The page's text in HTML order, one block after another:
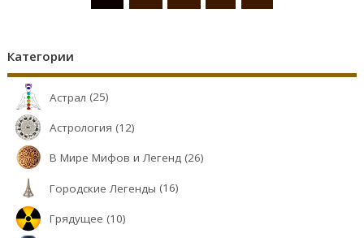
Категории
Астрал (25)
Астрология (12)
В Мире Мифов и Легенд(26)
Городские Легенды (16)
Грядущее (10)